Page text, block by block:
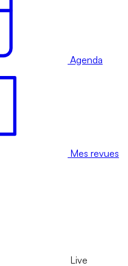
Agenda
Mes revues
Live